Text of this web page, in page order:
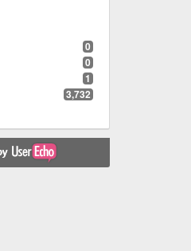
0
0
1
3,732